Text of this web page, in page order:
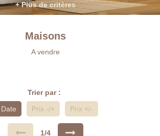
+ Plus de critères
Maisons
A vendre
Trier par :
Date
Prix -/+ Prix +/-
1/4